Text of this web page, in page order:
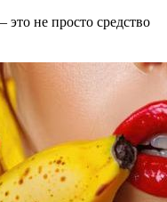
это не просто средство